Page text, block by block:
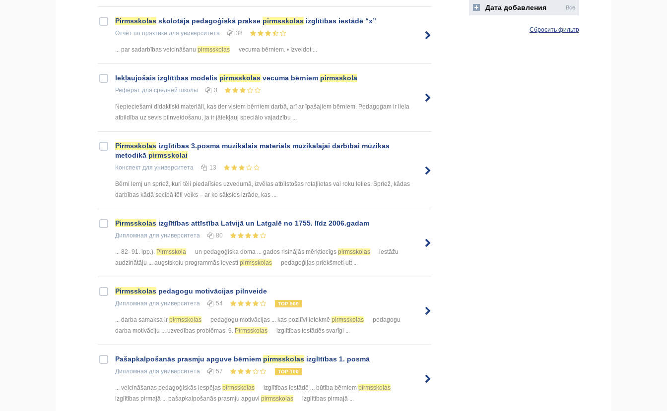
Pirmsskolas skolotāja pedagoģiskā prakse pirmsskolas izglītības iestādē “x”
Отчёт по практике для университета 38
... par sadarbības veicināšanu pirmsskolas vecuma bērniem. • Izveidot ...
Iekļaujošais izglītības modelis pirmsskolas vecuma bērniem pirmsskolā
Реферат для средней школы 3
Nepieciešami didaktiski materiāli, kas der visiem bērniem darbā, arī ar īpašajiem bērniem. Pedagogam ir liela
atbildība uz sevis pilnveidošanu, ja ir jāiekļauj speciālo vajadzību ...
Pirmsskolas izglītības 3.posma muzikālais materiāls muzikālajai darbībai mūzikas
metodikā pirmsskolai
Конспект для университета 13
Bērni lemj un spriež, kuri tēli piedalīsies uzvedumā, izvēlas atbilstošas rotaļlietas vai roku lelles. Spriež, kādas
darbības kādā secībā tēli veiks – ar ko sāksies izrāde, kas ...
Pirmsskolas izglītības attīstība Latvijā un Latgalē no 1755. līdz 2006.gadam
Дипломная для университета 80
... 82- 91. lpp.). Pirmsskola un pedagoģiska doma ... gados risinājās mērķtiecīgs pirmsskolas
iestāžu
audzinātāju ... augstskolu programmās ievesti pirmsskolas pedagoģijas priekšmeti utt ...
Pirmsskolas pedagogu motivācijas pilnveide
Дипломная для университета 54 TOP 500
... darba samaksa ir pirmsskolas pedagogu motivācijas ... kas pozitīvi ietekmē pirmsskolas
pedagogu
darba motivāciju ... uzvedības problēmas. 9. Pirmsskolas izglītības iestādēs svarīgi ...
Pašapkalpošanās prasmju apguve bērniem pirmsskolas izglītības 1. posmā
Дипломная для университета 57 TOP 100
... veicināšanas pedagoģiskās iespējas pirmsskolas izglītības iestādē ... būtība bērniem pirmsskolas
izglītības pirmajā ... pašapkalpošanās prasmju apguvi pirmsskolas izglītības pirmajā ...
Дата добавления Все
Сбросить фильтр